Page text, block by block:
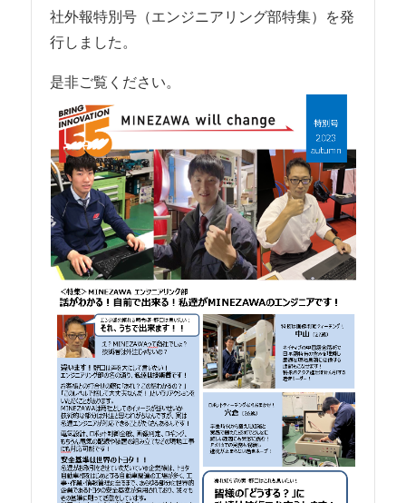
社外報特別号（エンジニアリング部特集）を発
行しました。
是非ご覧ください。